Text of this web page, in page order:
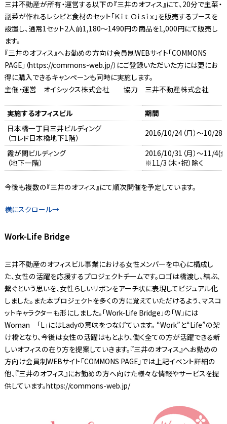
三井不動産が所有・運営する以下の『三井のオフィス』にて、20分で主菜・
副菜が作れるレシピと食材のセット「Ｋｉｔ Ｏｉｓｉｘ」を販売するブースを
設置し、通常1セット2人前1,180～1490円の商品を1,000円にて販売し
ます。
『三井のオフィス』へお勤めの方向け会員制WEBサイト「COMMONS
PAGE」（https://commons-web.jp/）にご登録いただいた方には更にお
得に購入できるキャンペーンも同時に実施します。
主催・運営 オイシックス株式会社 協力 三井不動産株式会社
実施するオフィスビル
期間
日本橋一丁目三井ビルディング
（コレド日本橋地下1階）
2016/10/24（月）～10/28
霞が関ビルディング
（地下一階）
2016/10/31（月）～11/4(
※11/3（木・祝）除く
今後も複数の『三井のオフィス』にて順次開催を予定しています。
Work-Life Bridge
三井不動産のオフィスビル事業における女性メンバーを中心に構成し
た、女性の活躍を応援するプロジェクトチームです。ロゴは橋渡し、結ぶ、
繋ぐという思いを、女性らしいリボンをアーチ状に表現してビジュアル化
しました。また本プロジェクトを多くの方に覚えていただけるよう、マスコ
ットキャラクターも形にしました。「Work-Life Bridge」の「W」には
Woman 「L」にはLadyの意味をつなげています。 “Work”と“Life”の架
け橋となり、今後は女性の活躍はもとより、働く全ての方が活躍できる新
しいオフィスの在り方を提案していきます。『三井のオフィス』へお勤めの
方向け会員制WEBサイト「COMMONS PAGE」では上記イベント詳細の
他、『三井のオフィス』にお勤めの方へ向けた様々な情報やサービスを提
供しています。https://commons-web.jp/